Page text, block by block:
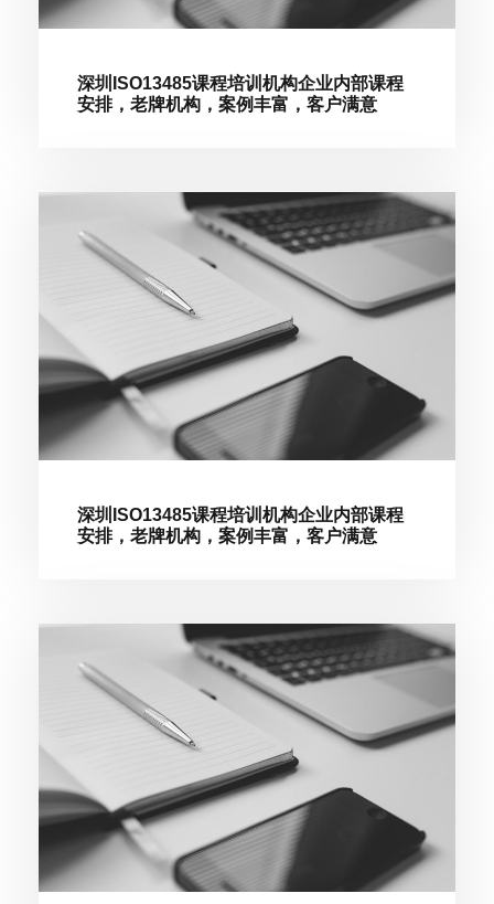
深圳ISO13485课程培训机构企业内部课程
安排，老牌机构，案例丰富，客户满意
深圳ISO13485课程培训机构企业内部课程
安排，老牌机构，案例丰富，客户满意